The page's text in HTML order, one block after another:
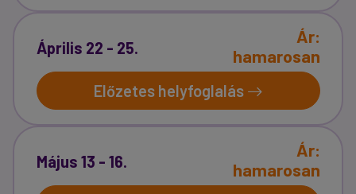
Április 22 - 25.
Ár:
hamarosan
Előzetes helyfoglalás
Május 13 - 16.
Ár:
hamarosan